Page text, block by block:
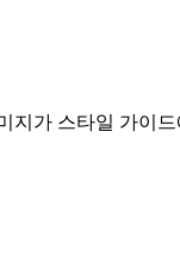
지가 스타일 가이